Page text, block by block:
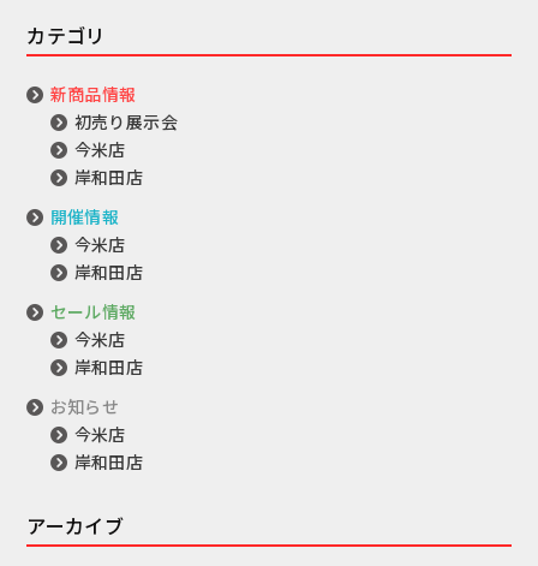
カテゴリ
新商品情報
初売り展示会
今米店
岸和田店
開催情報
今米店
岸和田店
セール情報
今米店
岸和田店
お知らせ
今米店
岸和田店
アーカイブ